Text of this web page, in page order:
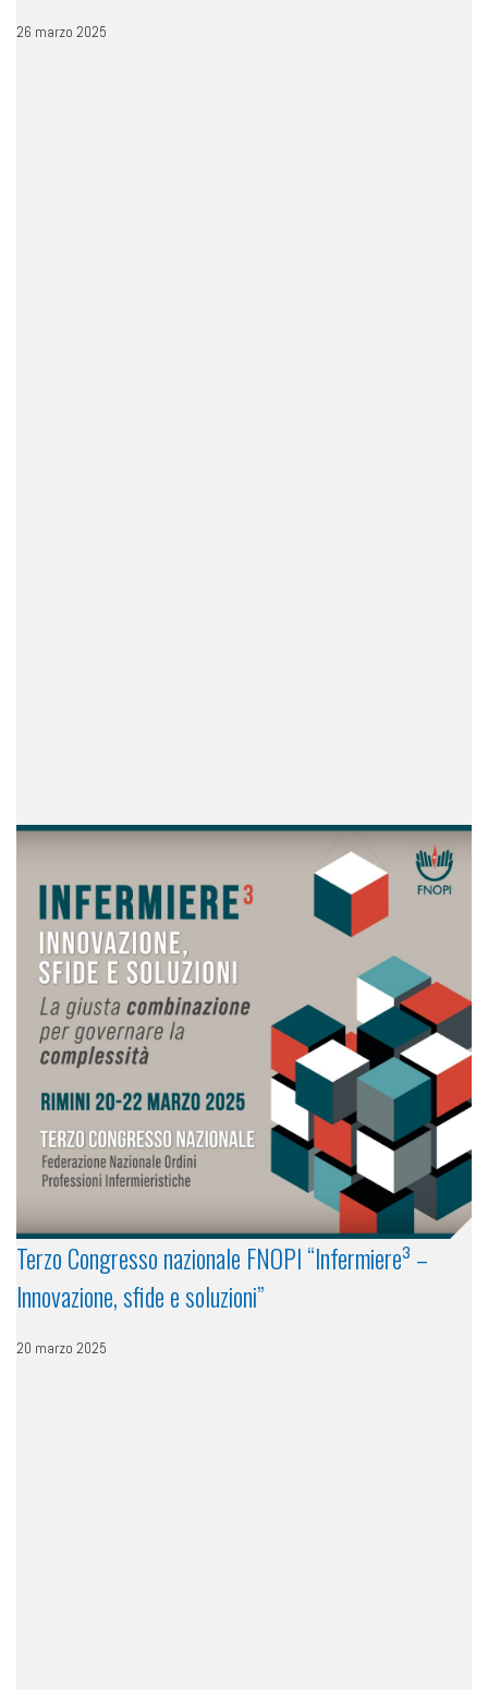
26 marzo 2025
Terzo Congresso nazionale FNOPI “Infermiere³ –
Innovazione, sfide e soluzioni”
20 marzo 2025